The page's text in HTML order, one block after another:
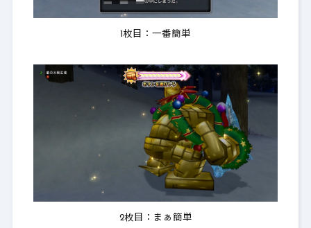
1枚目：一番簡単
2枚目：まぁ簡単